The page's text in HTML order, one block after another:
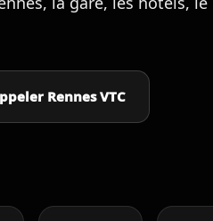
Rennes VTC